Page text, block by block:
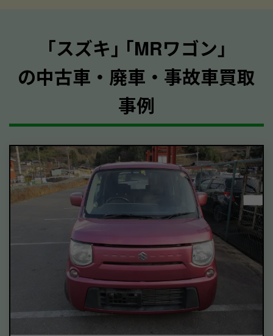
｢スズキ｣ ｢MRワゴン｣
の中古車・廃車・事故車買取
事例